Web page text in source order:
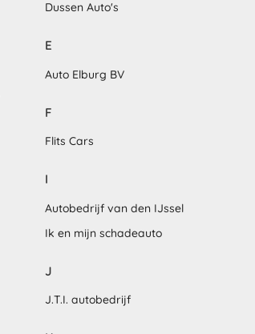
Dussen Auto's
E
Auto Elburg BV
F
Flits Cars
I
Autobedrijf van den IJssel
Ik en mijn schadeauto
J
J.T.I. autobedrijf